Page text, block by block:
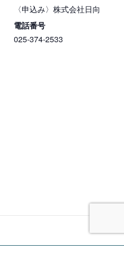
〈申込み〉株式会社日向
電話番号
025-374-2533